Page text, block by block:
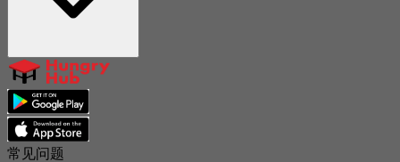
常见问题